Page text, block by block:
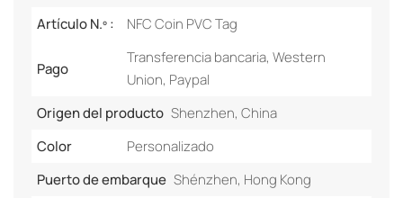
Artículo N.º : NFC Coin PVC Tag
Pago
Transferencia bancaria, Western
Union, Paypal
Origen del producto Shenzhen, China
Color
Personalizado
Puerto de embarque Shénzhen, Hong Kong